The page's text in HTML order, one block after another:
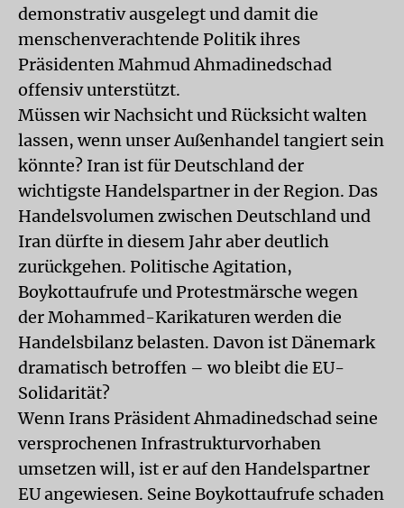
demonstrativ ausgelegt und damit die
menschenverachtende Politik ihres
Präsidenten Mahmud Ahmadinedschad
offensiv unterstützt.
Müssen wir Nachsicht und Rücksicht walten
lassen, wenn unser Außenhandel tangiert sein
könnte? Iran ist für Deutschland der
wichtigste Handelspartner in der Region. Das
Handelsvolumen zwischen Deutschland und
Iran dürfte in diesem Jahr aber deutlich
zurückgehen. Politische Agitation,
Boykottaufrufe und Protestmärsche wegen
der Mohammed-Karikaturen werden die
Handelsbilanz belasten. Davon ist Dänemark
dramatisch betroffen – wo bleibt die EU-
Solidarität?
Wenn Irans Präsident Ahmadinedschad seine
versprochenen Infrastrukturvorhaben
umsetzen will, ist er auf den Handelspartner
EU angewiesen. Seine Boykottaufrufe schaden